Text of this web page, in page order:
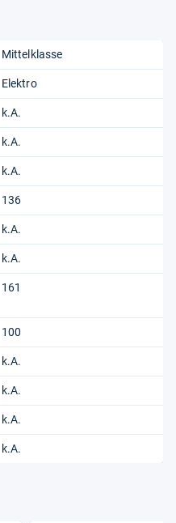
Mittelklasse
Elektro
k.A.
k.A.
k.A.
136
k.A.
k.A.
161
100
k.A.
k.A.
k.A.
k.A.